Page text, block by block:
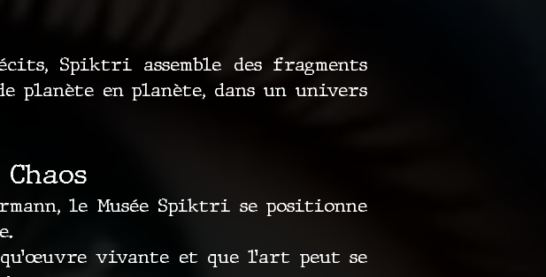
Spiktri assemble des fragments
en planète, dans un univers
le Musée Spiktri se positionne
vivante et que l’art peut se